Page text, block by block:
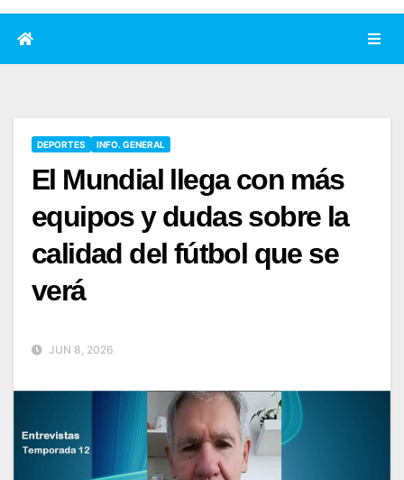
DEPORTES INFO. GENERAL
El Mundial llega con más
equipos y dudas sobre la
calidad del fútbol que se
verá
JUN 8, 2026